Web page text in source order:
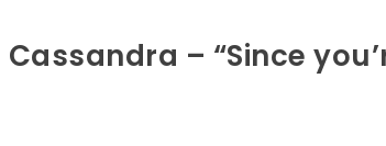
Cassandra – “Since